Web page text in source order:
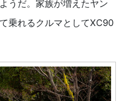
うだ。家族が増えたヤン
乗れるクルマとしてXC90